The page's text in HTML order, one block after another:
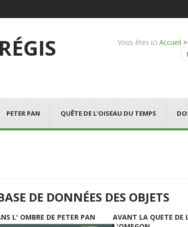
Vous êtes ici Accueil >
PETER PAN QUÊTE DE L'OISEAU DU TEMPS
DE DONNÉES DES OBJETS
L' OMBRE DE PETER PAN
AVANT LA QUETE DE